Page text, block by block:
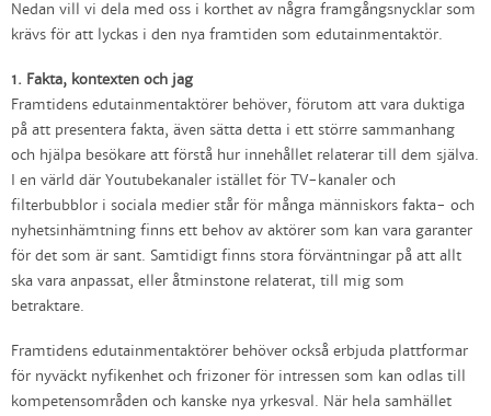
Nedan vill vi dela med oss i korthet av några framgångsnycklar som
krävs för att lyckas i den nya framtiden som edutainmentaktör.
1. Fakta, kontexten och jag
Framtidens edutainmentaktörer behöver, förutom att vara duktiga
på att presentera fakta, även sätta detta i ett större sammanhang
och hjälpa besökare att förstå hur innehållet relaterar till dem själva.
I en värld där Youtubekanaler istället för TV-kanaler och
filterbubblor i sociala medier står för många människors fakta- och
nyhetsinhämtning finns ett behov av aktörer som kan vara garanter
för det som är sant. Samtidigt finns stora förväntningar på att allt
ska vara anpassat, eller åtminstone relaterat, till mig som
betraktare.
Framtidens edutainmentaktörer behöver också erbjuda plattformar
för nyväckt nyfikenhet och frizoner för intressen som kan odlas till
kompetensområden och kanske nya yrkesval. När hela samhället